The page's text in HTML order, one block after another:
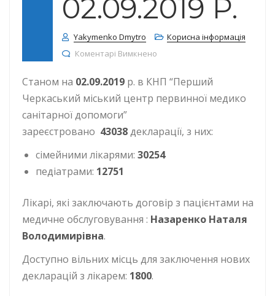
02.09.2019 Р.
Yakymenko Dmytro
Корисна інформація
Коментарі Вимкнено
Станом на 02.09.2019 р. в КНП “Перший
Черкаський міський центр первинної медико
санітарної допомоги”
зареєстровано 43038декларації, з них:
сімейними лікарями: 30254
педіатрами: 12751
Лікарі, які заключають договір з пацієнтами на
медичне обслуговування : Назаренко Наталя
Володимирівна.
Доступно вільних місць для заключення нових
декларацій з лікарем: 1800.